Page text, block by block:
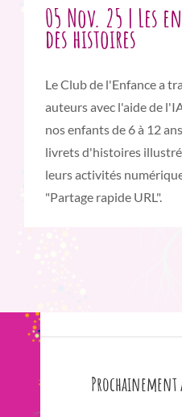
05 Nov. 25 | Les
des histoires
Le Club de l'Enfance a
auteurs avec l'aide de
nos enfants de 6 à 12
livrets d'histoires
leurs activités
"Partage rapide URL".
Prochainement